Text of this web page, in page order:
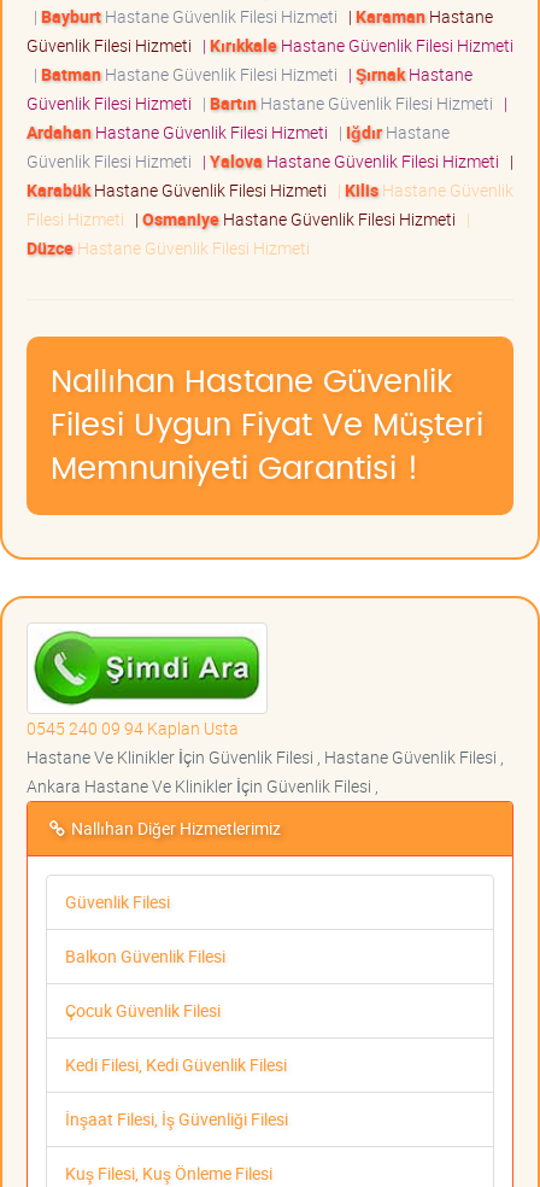
| BayburtHastane Güvenlik Filesi Hizmeti | KaramanHastane
Güvenlik Filesi Hizmeti | KırıkkaleHastane Güvenlik Filesi Hizmeti
| BatmanHastane Güvenlik Filesi Hizmeti | ŞırnakHastane
Güvenlik Filesi Hizmeti | BartınHastane Güvenlik Filesi Hizmeti |
ArdahanHastane Güvenlik Filesi Hizmeti | IğdırHastane
Güvenlik Filesi Hizmeti | Yalova Hastane Güvenlik Filesi Hizmeti |
KarabükHastane Güvenlik Filesi Hizmeti | KilisHastane Güvenlik
Filesi Hizmeti | OsmaniyeHastane Güvenlik Filesi Hizmeti |
DüzceHastane Güvenlik Filesi Hizmeti
Nallıhan Hastane Güvenlik
Filesi Uygun Fiyat Ve Müşteri
Memnuniyeti Garantisi !
0545 240 09 94 Kaplan Usta
Hastane Ve Klinikler İçin Güvenlik Filesi , Hastane Güvenlik Filesi ,
Ankara Hastane Ve Klinikler İçin Güvenlik Filesi ,
Nallıhan Diğer Hizmetlerimiz
Güvenlik Filesi
Balkon Güvenlik Filesi
Çocuk Güvenlik Filesi
Kedi Filesi, Kedi Güvenlik Filesi
İnşaat Filesi, İş Güvenliği Filesi
Kuş Filesi, Kuş Önleme Filesi